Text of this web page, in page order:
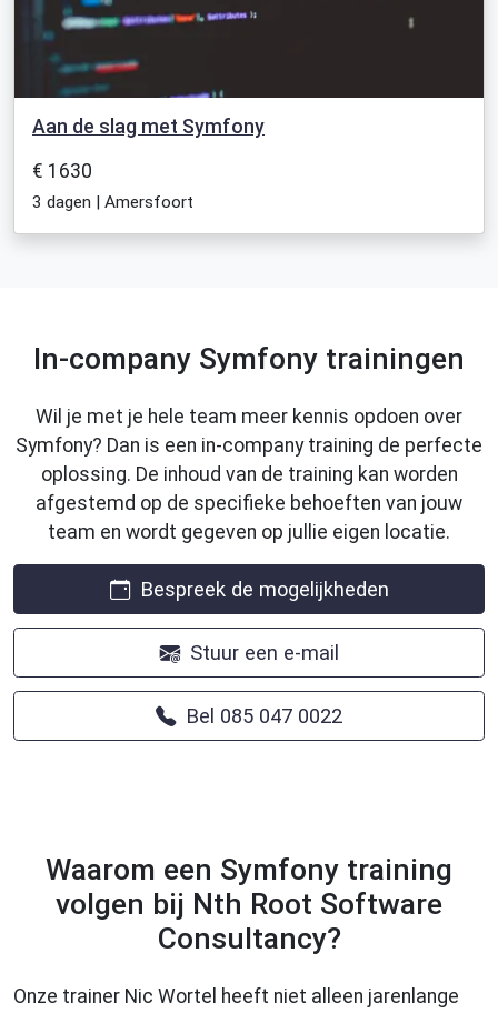
Aan de slag met Symfony
€ 1630
3 dagen | Amersfoort
In-company Symfony trainingen
Wil je met je hele team meer kennis opdoen over
Symfony? Dan is een in-company training de perfecte
oplossing. De inhoud van de training kan worden
afgestemd op de specifieke behoeften van jouw
team en wordt gegeven op jullie eigen locatie.
Bespreek de mogelijkheden
Stuur een e-mail
Bel 085 047 0022
Waarom een Symfony training
volgen bij Nth Root Software
Consultancy?
Onze trainer Nic Wortel heeft niet alleen jarenlange